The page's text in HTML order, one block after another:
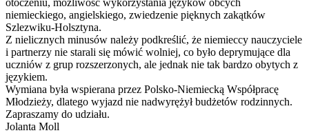
niemieckiego, angielskiego, zwiedzenie pięknych zakątków
Szlezwiku-Holsztyna.
Z nielicznych minusów należy podkreślić, że niemieccy nauczyciele
i partnerzy nie starali się mówić wolniej, co było deprymujące dla
uczniów z grup rozszerzonych, ale jednak nie tak bardzo obytych z
językiem.
Wymiana była wspierana przez Polsko-Niemiecką Współpracę
Młodzieży, dlatego wyjazd nie nadwyrężył budżetów rodzinnych.
Zapraszamy do udziału.
Jolanta Moll